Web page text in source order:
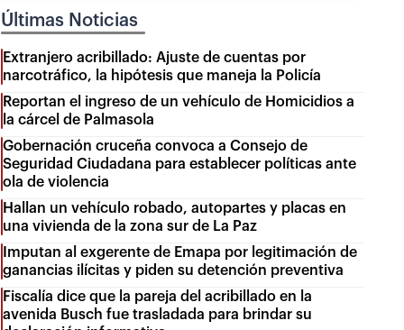
Últimas Noticias
Extranjero acribillado: Ajuste de cuentas por
narcotráfico, la hipótesis que maneja la Policía
Reportan el ingreso de un vehículo de Homicidios a
la cárcel de Palmasola
Gobernación cruceña convoca a Consejo de
Seguridad Ciudadana para establecer políticas ante
ola de violencia
Hallan un vehículo robado, autopartes y placas en
una vivienda de la zona sur de La Paz
Imputan al exgerente de Emapa por legitimación de
ganancias ilícitas y piden su detención preventiva
Fiscalía dice que la pareja del acribillado en la
avenida Busch fue trasladada para brindar su